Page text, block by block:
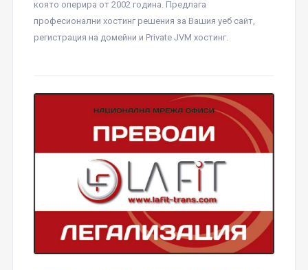
която оперира от 2002 година. Предлага
професионални хостинг решения за Вашия уеб сайт,
регистрация на домейни и Private JVM хостинг.